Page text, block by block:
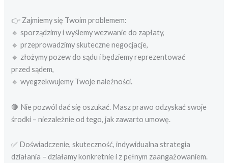
👉 Zajmiemy się Twoim problemem:
🔹 sporządzimy i wyślemy wezwanie do zapłaty,
🔹 przeprowadzimy skuteczne negocjacje,
🔹 złożymy pozew do sądu i będziemy reprezentować
przed sądem,
🔹 wyegzekwujemy Twoje należności.
🛑 Nie pozwól dać się oszukać. Masz prawo odzyskać swoje
środki – niezależnie od tego, jak zawarto umowę.
✅ Doświadczenie, skuteczność, indywidualna strategia
działania – działamy konkretnie i z pełnym zaangażowaniem.